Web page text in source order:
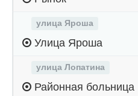
улица Яроша
Улица Яроша
улица Лопатина
Районная больница